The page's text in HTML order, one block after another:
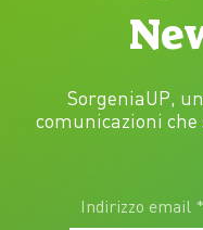
SorgeniaUP,
comunicazioni che